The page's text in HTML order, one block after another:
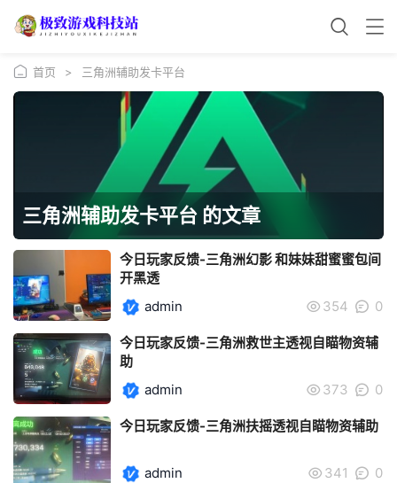
首页 > 三角洲辅助发卡平台
三角洲辅助发卡平台 的文章
今日玩家反馈-三角洲幻影 和妹妹甜蜜蜜包间
开黑透
admin
354 0
今日玩家反馈-三角洲救世主透视自瞄物资辅
助
admin
373 0
今日玩家反馈-三角洲扶摇透视自瞄物资辅助
admin 341 0